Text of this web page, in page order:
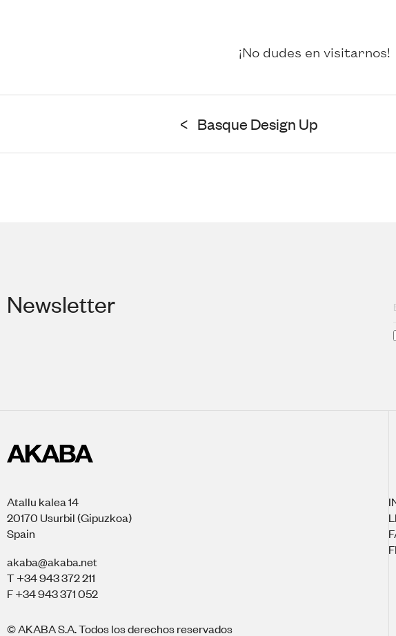
¡No dudes en visitarnos!
< Basque Design Up
Newsletter
Atallu kalea 14
20170 Usurbil (Gipuzkoa)
Spain
akaba@akaba.net
T +34 943 372 211
F +34 943 371 052
© AKABA S.A. Todos los derechos reservados